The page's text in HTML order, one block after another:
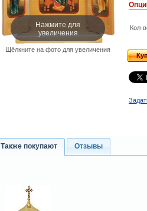
Нажмите для
увеличения
Щёлкните на фото для увеличения
Кол-
Также покупают Отзывы